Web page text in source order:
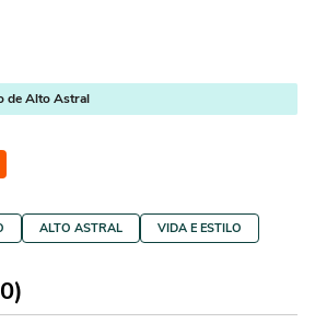
de Alto Astral
ALTO ASTRAL VIDA E ESTILO